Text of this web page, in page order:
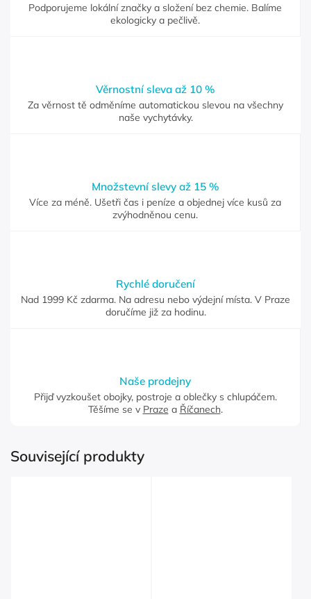
Podporujeme lokální značky a složení bez chemie. Balíme
ekologicky a pečlivě.
Věrnostní sleva až 10 %
Za věrnost tě odměníme automatickou slevou na všechny
naše vychytávky.
Množstevní slevy až 15 %
Více za méně. Ušetři čas i peníze a objednej více kusů za
zvýhodněnou cenu.
Rychlé doručení
Nad 1999 Kč zdarma. Na adresu nebo výdejní místa. V Praze
doručíme již za hodinu.
Naše prodejny
Přijď vyzkoušet obojky, postroje a oblečky s chlupáčem.
Těšíme se v Praze a Říčanech.
Související produkty